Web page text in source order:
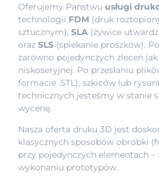
Oferujemy Państwu usługi
technologii FDM (druk
sztucznym), SLA (żywice
oraz SLS (spiekanie proszków).
zarówno pojedynczych zleceń
niskoseryjnej. Po przesłaniu
formacie .STL), szkiców lub
technicznych jesteśmy w stanie
wycenę.
Nasza oferta druku 3D jest
klasycznych sposobów obróbki
przy pojedynczych elementach –
wykonaniu prototypów.